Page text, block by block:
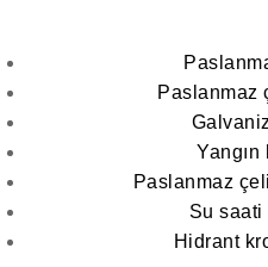
Paslanmaz
Paslanmaz
Su saati
Hidrant